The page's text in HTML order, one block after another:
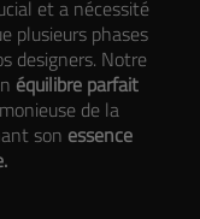
et a nécessité
plusieurs phases
designers. Notre
équilibre parfait
de la
son essence